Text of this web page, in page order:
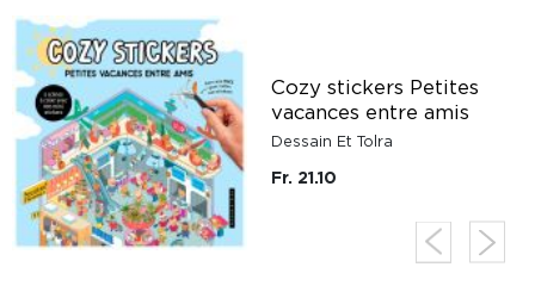
Cozy stickers Petites
vacances entre amis
Dessain Et Tolra
Fr. 21.10